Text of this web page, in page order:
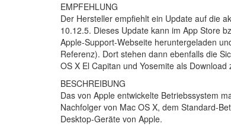
EMPFEHLUNG
Der Hersteller empfiehlt ein Update auf die
10.12.5. Dieses Update kann im App Store
Apple-Support-Webseite heruntergeladen
Referenz). Dort stehen dann ebenfalls die
OS X El Capitan und Yosemite als Download
BESCHREIBUNG
Das von Apple entwickelte Betriebssystem
Nachfolger von Mac OS X, dem Standard-
Desktop-Geräte von Apple.